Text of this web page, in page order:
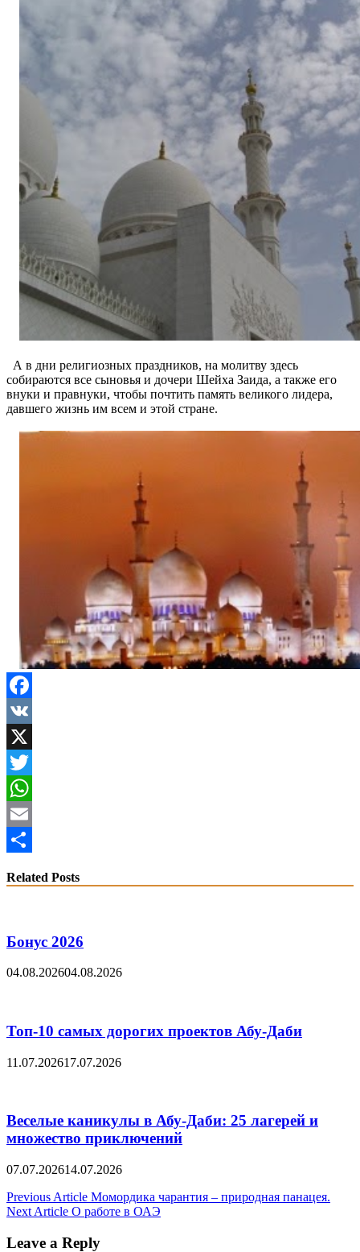
А в дни религиозных праздников, на молитву здесь
собираются все сыновья и дочери Шейха Заида, а также его
внуки и правнуки, чтобы почтить память великого лидера,
давшего жизнь им всем и этой стране.
Facebook
VK
X
Twitter
WhatsApp
Email
Related Posts
Бонус 2026
04.08.202604.08.2026
Топ-10 самых дорогих проектов Абу-Даби
11.07.202617.07.2026
Веселые каникулы в Абу-Даби: 25 лагерей и
множество приключений
07.07.202614.07.2026
Post
navigation
Previous Article Момордика чарантия – природная панацея.
Next Article О работе в ОАЭ
Leave a Reply